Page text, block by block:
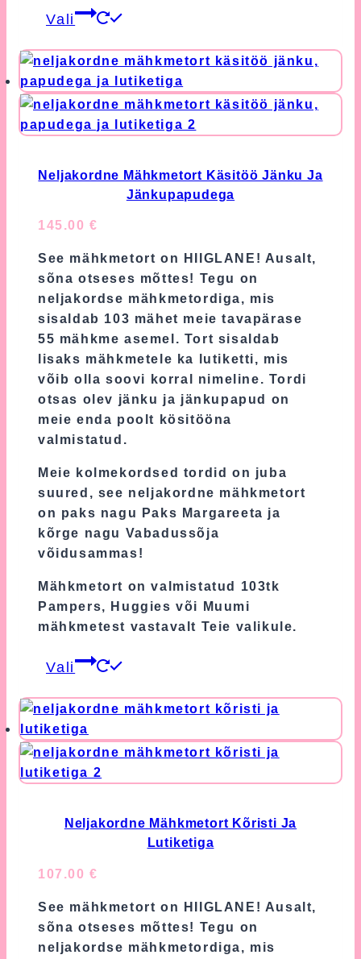
Vali
has
multiple
variants.
The
options
be
chosen
product
page
Neljakordne Mähkmetort Käsitöö Jänku Ja
Jänkupapudega
145.00€
See mähkmetort on HIIGLANE! Ausalt,
sõna otseses mõttes! Tegu on
neljakordse mähkmetordiga, mis
sisaldab 103 mähet meie tavapärase
55 mähkme asemel. Tort sisaldab
lisaks mähkmetele ka lutiketti, mis
võib olla soovi korral nimeline. Tordi
otsas olev jänku ja jänkupapud on
meie enda poolt kösitööna
valmistatud.
Meie kolmekordsed tordid on juba
suured, see neljakordne mähkmetort
on paks nagu Paks Margareeta ja
kõrge nagu Vabadussõja
võidusammas!
Mähkmetort on valmistatud 103tk
Pampers, Huggies või Muumi
mähkmetest vastavalt Teie valikule.
Vali
has
multiple
variants.
The
options
be
chosen
product
page
Neljakordne Mähkmetort Kõristi Ja
Lutiketiga
107.00€
See mähkmetort on HIIGLANE! Ausalt,
sõna otseses mõttes! Tegu on
neljakordse mähkmetordiga, mis